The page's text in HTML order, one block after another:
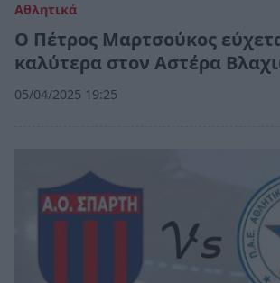
Αθλητικά
Ο Πέτρος Μαρτσούκος
καλύτερα στον Αστέρα
05/04/2025 19:25